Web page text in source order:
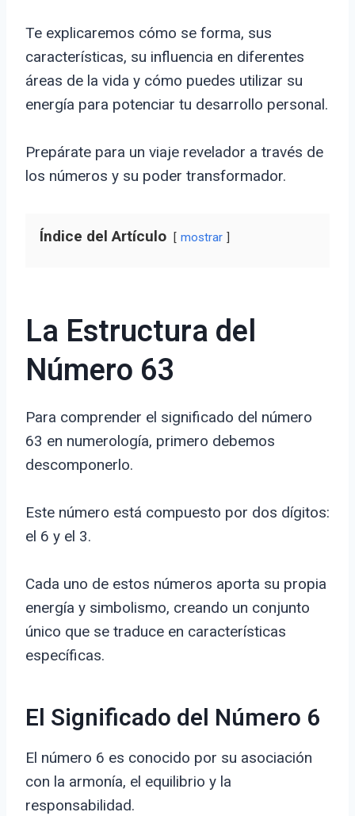
Te explicaremos cómo se forma, sus
características, su influencia en diferentes
áreas de la vida y cómo puedes utilizar su
energía para potenciar tu desarrollo personal.
Prepárate para un viaje revelador a través de
los números y su poder transformador.
Índice del Artículo mostrar
La Estructura del
Número 63
Para comprender el significado del número
63 en numerología, primero debemos
descomponerlo.
Este número está compuesto por dos dígitos:
el 6 y el 3.
Cada uno de estos números aporta su propia
energía y simbolismo, creando un conjunto
único que se traduce en características
específicas.
El Significado del Número 6
El número 6 es conocido por su asociación
con la armonía, el equilibrio y la
responsabilidad.